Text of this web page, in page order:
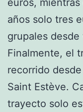
años solo tres
grupales
Finalmente, el
recorrido
Saint Estève.
trayecto solo